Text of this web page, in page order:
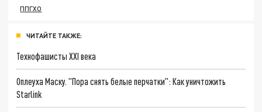
ППГХО
ЧИТАЙТЕ ТАКЖЕ:
Технофашисты XXI века
Оплеуха Маску. "Пора снять белые перчатки": Как уничтожить
Starlink